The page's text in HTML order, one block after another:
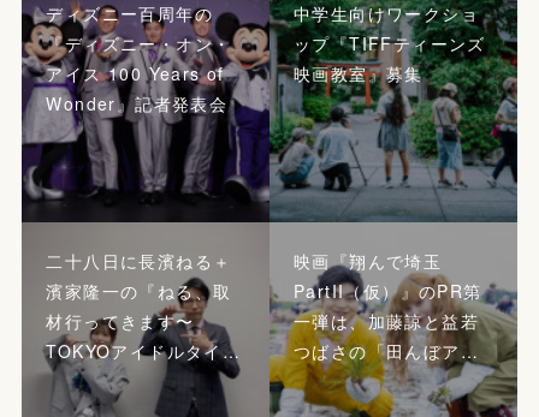
ディズニー百周年の
『ディズニー・オン・
アイス 100 Years of
Wonder』記者発表会
中学生向けワークショ
ップ『TIFFティーンズ
映画教室』募集
二十八日に長濱ねる＋
濱家隆一の『ねる、取
材行ってきます〜
TOKYOアイドルタイ…
映画『翔んで埼玉
PartII（仮）』のPR第
一弾は、加藤諒と益若
つばさの「田んぼア…